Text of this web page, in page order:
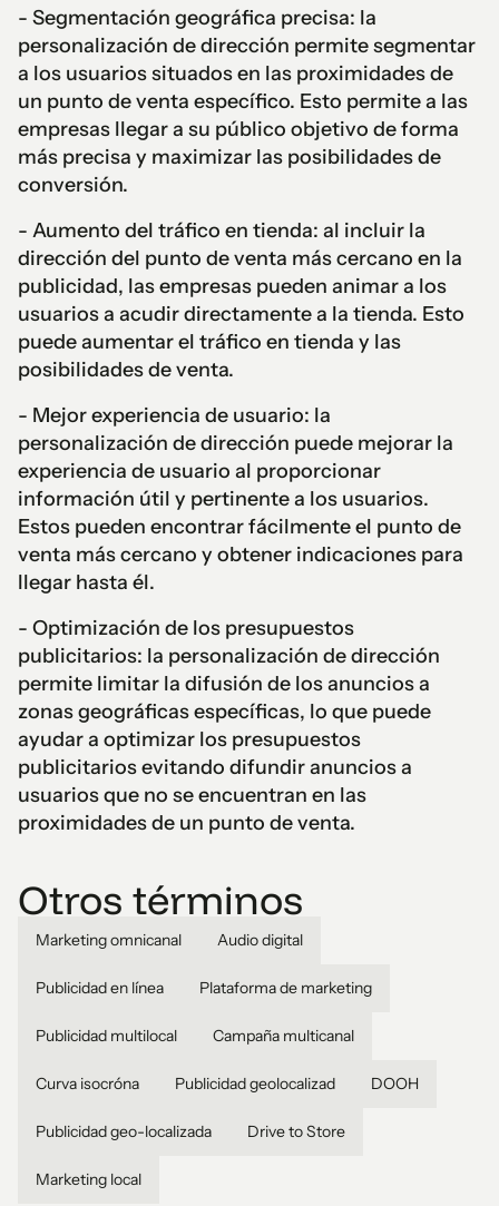
- Segmentación geográfica precisa: la
personalización de dirección permite segmentar
a los usuarios situados en las proximidades de
un punto de venta específico. Esto permite a las
empresas llegar a su público objetivo de forma
más precisa y maximizar las posibilidades de
conversión.
- Aumento del tráfico en tienda: al incluir la
dirección del punto de venta más cercano en la
publicidad, las empresas pueden animar a los
usuarios a acudir directamente a la tienda. Esto
puede aumentar el tráfico en tienda y las
posibilidades de venta.
- Mejor experiencia de usuario: la
personalización de dirección puede mejorar la
experiencia de usuario al proporcionar
información útil y pertinente a los usuarios.
Estos pueden encontrar fácilmente el punto de
venta más cercano y obtener indicaciones para
llegar hasta él.
- Optimización de los presupuestos
publicitarios: la personalización de dirección
permite limitar la difusión de los anuncios a
zonas geográficas específicas, lo que puede
ayudar a optimizar los presupuestos
publicitarios evitando difundir anuncios a
usuarios que no se encuentran en las
proximidades de un punto de venta.
Otros términos
Marketing omnicanal Audio digital
Publicidad en línea Plataforma de marketing
Publicidad multilocal Campaña multicanal
Curva isocróna Publicidad geolocalizad DOOH
Publicidad geo-localizada Drive to Store
Marketing local